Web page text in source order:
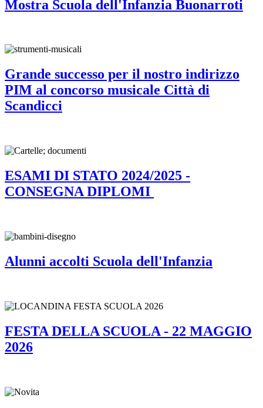
Mostra Scuola dell'Infanzia Buonarroti
Grande successo per il nostro indirizzo
PIM al concorso musicale Città di
Scandicci
ESAMI DI STATO 2024/2025 -
CONSEGNA DIPLOMI
Alunni accolti Scuola dell'Infanzia
FESTA DELLA SCUOLA - 22 MAGGIO
2026